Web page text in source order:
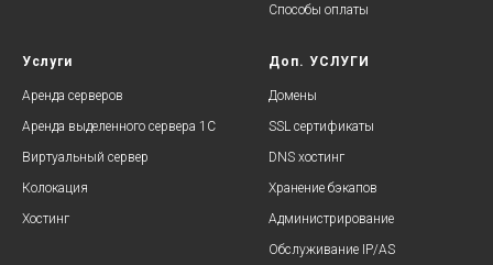
Способы оплаты
Услуги
Аренда серверов
Аренда выделенного сервера 1С
Виртуальный сервер
Колокация
Хостинг
Доп. УСЛУГИ
Домены
SSL сертификаты
DNS хостинг
Хранение бэкапов
Администрирование
Обслуживание IP/AS